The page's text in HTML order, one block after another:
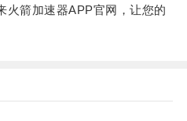
箭加速器APP官网，让您的